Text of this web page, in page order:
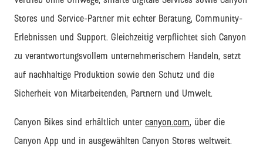
Stores und Service-Partner mit echter Beratung, Community-
Erlebnissen und Support. Gleichzeitig verpflichtet sich Canyon
zu verantwortungsvollem unternehmerischem Handeln, setzt
auf nachhaltige Produktion sowie den Schutz und die
Sicherheit von Mitarbeitenden, Partnern und Umwelt.
Canyon Bikes sind erhältlich unter canyon.com, über die
Canyon App und in ausgewählten Canyon Stores weltweit.